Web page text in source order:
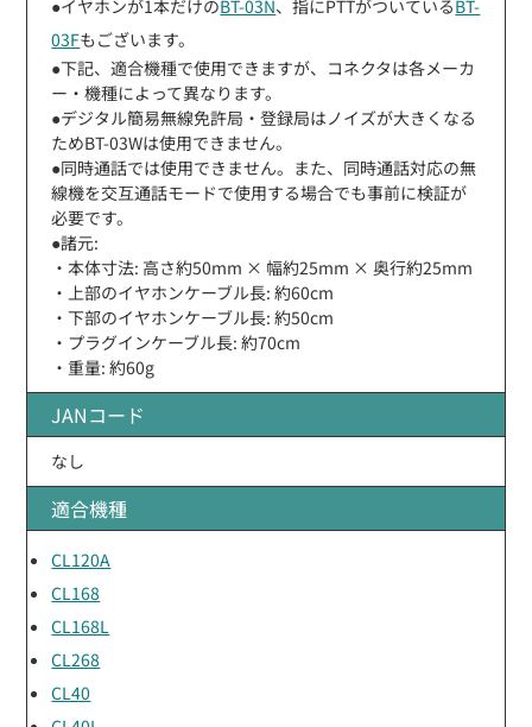
●イヤホンが1本だけのBT-03N、指にPTTがついているBT-
03Fもございます。
●下記、適合機種で使用できますが、コネクタは各メーカ
ー・機種によって異なります。
●デジタル簡易無線免許局・登録局はノイズが大きくなる
ためBT-03Wは使用できません。
●同時通話では使用できません。また、同時通話対応の無
線機を交互通話モードで使用する場合でも事前に検証が
必要です。
●諸元:
・本体寸法: 高さ約50mm × 幅約25mm × 奥行約25mm
・上部のイヤホンケーブル長: 約60cm
・下部のイヤホンケーブル長: 約50cm
・プラグインケーブル長: 約70cm
・重量: 約60g
JANコード
なし
適合機種
CL120A
CL168
CL168L
CL268
CL40